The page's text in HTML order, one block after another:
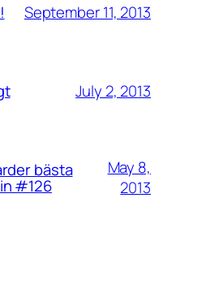
September 11, 2013
July 2, 2013
bästa
#126
May 8,
2013